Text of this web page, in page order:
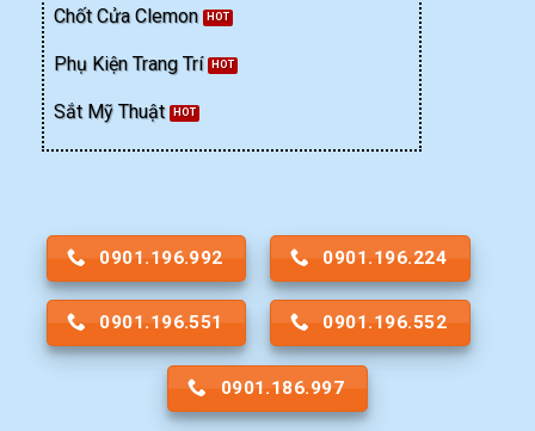
Chốt Cửa Clemon
Phụ Kiện Trang Trí
Sắt Mỹ Thuật
0901.196.992 0901.196.224
0901.196.551 0901.196.552
0901.186.997